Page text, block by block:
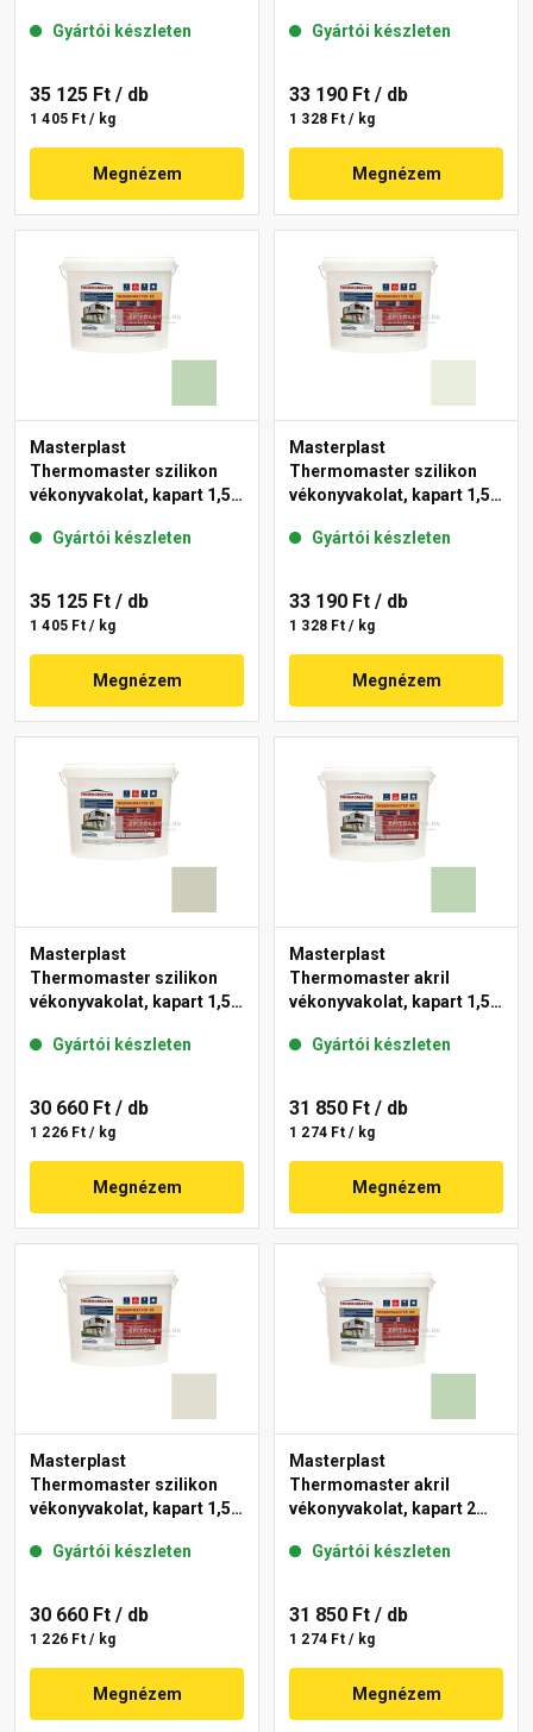
Gyártói készleten
35 125 Ft / db
1 405 Ft / kg
Megnézem
Gyártói készleten
33 190 Ft / db
1 328 Ft / kg
Megnézem
Masterplast
Thermomaster szilikon
vékonyvakolat, kapart 1,5
Gyártói készleten
35 125 Ft / db
1 405 Ft / kg
Megnézem
Masterplast
Thermomaster szilikon
vékonyvakolat, kapart 1,5
Gyártói készleten
33 190 Ft / db
1 328 Ft / kg
Megnézem
Masterplast
Thermomaster szilikon
vékonyvakolat, kapart 1,5
Gyártói készleten
30 660 Ft / db
1 226 Ft / kg
Megnézem
Masterplast
Thermomaster akril
vékonyvakolat, kapart 1,5
Gyártói készleten
31 850 Ft / db
1 274 Ft / kg
Megnézem
Masterplast
Thermomaster szilikon
vékonyvakolat, kapart 1,5
Gyártói készleten
30 660 Ft / db
1 226 Ft / kg
Megnézem
Masterplast
Thermomaster akril
vékonyvakolat, kapart 2
Gyártói készleten
31 850 Ft / db
1 274 Ft / kg
Megnézem